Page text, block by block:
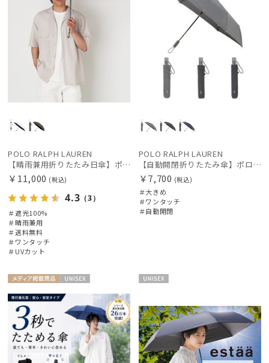
POLO RALPH LAUREN
【晴雨兼用折りたたみ日傘】ポロ ラルフ ローレン (POLO RALPH LAUREN) ポロベア 遮光100% UVメンズ日傘 自動開閉
￥11,000 (税込)
4.3 （3）
＃遮光100%
＃晴雨兼用
＃送料無料
＃ワンタッチ
＃UVカット
POLO RALPH LAUREN
【自動開閉折りたたみ傘】ポロ ラルフ ローレン (POLO RALPH LAUREN) ストライプ ワンタッチ開閉 大きめ60cm
￥7,700 (税込)
＃大きめ
＃ワンタッチ
＃自動開閉
載商品
X